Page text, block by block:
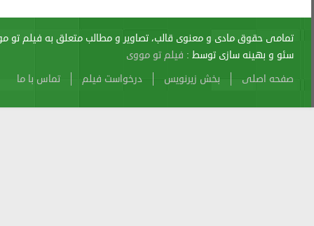
از آن پیگرد قانونی دارد.
sitemap Atom Cache Search Alexa